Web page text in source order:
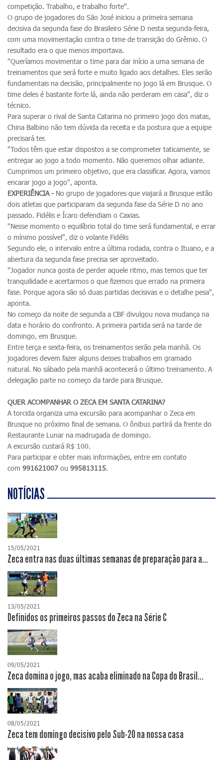
competição. Trabalho, e trabalho forte".
O grupo de jogadores do São José iniciou a primeira semana
decisiva da segunda fase do Brasileiro Série D nesta segunda-feira,
com uma movimentação contra o time de transição do Grêmio. O
resultado era o que menos importava.
"Queríamos movimentar o time para dar início a uma semana de
treinamentos que será forte e muito ligado aos detalhes. Eles serão
fundamentais na decisão, principalmente no jogo lá em Brusque. O
time deles é bastante forte lá, ainda não perderam em casa", diz o
técnico.
Para superar o rival de Santa Catarina no primeiro jogo dos matas,
China Balbino não tem dúvida da receita e da postura que a equipe
precisará ter.
"Todos têm que estar dispostos a se comprometer taticamente, se
entregar ao jogo a todo momento. Não queremos olhar adiante.
Cumprimos um primeiro objetivo, que era classificar. Agora, vamos
encarar jogo a jogo", aponta.
EXPERIÊNCIA - No grupo de jogadores que viajará a Brusque estão
dois atletas que participaram da segunda fase da Série D no ano
passado. Fidélis e Ícaro defendiam o Caxias.
"Nesse momento o equilíbrio total do time será fundamental, e errar
o mínimo possível", diz o volante Fidélis
Segundo ele, o intervalo entre a última rodada, contra o Ituano, e a
abertura da segunda fase precisa ser aproveitado.
"Jogador nunca gosta de perder aquele ritmo, mas temos que ter
tranquilidade e acertarmos o que fizemos que errado na primeira
fase. Porque agora são só duas partidas decisivas e o detalhe pesa",
aponta.
No começo da noite de segunda a CBF divulgou nova mudança na
data e horário do confronto. A primeira partida será na tarde de
domingo, em Brusque.
Entre terça e sexta-feira, os treinamentos serão pela manhã. Os
jogadores devem fazer alguns desses trabalhos em gramado
natural. No sábado pela manhã acontecerá o último treinamento. A
delegação parte no começo da tarde para Brusque.
QUER ACOMPANHAR O ZECA EM SANTA CATARINA?
A torcida organiza uma excursão para acompanhar o Zeca em
Brusque no próximo final de semana. O ônibus partirá da frente do
Restaurante Lunar na madrugada de domingo.
A excursão custará R$ 100.
Para participar e obter mais informações, entre em contato
com 991621007 ou 995813115.
NOTÍCIAS
15/05/2021
Zeca entra nas duas últimas semanas de preparação para a...
13/05/2021
Definidos os primeiros passos do Zeca na Série C
09/05/2021
Zeca domina o jogo, mas acaba eliminado na Copa do Brasil...
08/05/2021
Zeca tem domingo decisivo pelo Sub-20 na nossa casa